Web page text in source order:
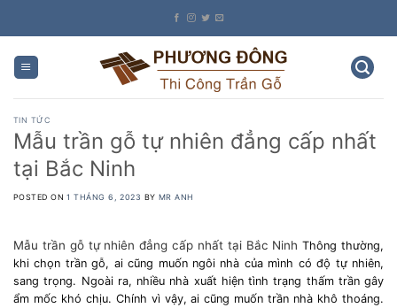
TIN TỨC
Mẫu trần gỗ tự nhiên đẳng cấp nhất
tại Bắc Ninh
POSTED ON1 THÁNG 6, 2023 BY MR ANH
Mẫu trần gỗ tự nhiên đẳng cấp nhất tại Bắc NinhThông thường,
khi chọn trần gỗ, ai cũng muốn ngôi nhà của mình có độ tự nhiên,
sang trọng. Ngoài ra, nhiều nhà xuất hiện tình trạng thấm trần gây
ẩm mốc khó chịu. Chính vì vậy, ai cũng muốn trần nhà khô thoáng.